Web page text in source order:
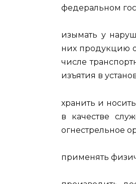
федеральном
изымать у
них продукцию
числе
изъятия в
хранить и
в качестве
огнестрельное
применять